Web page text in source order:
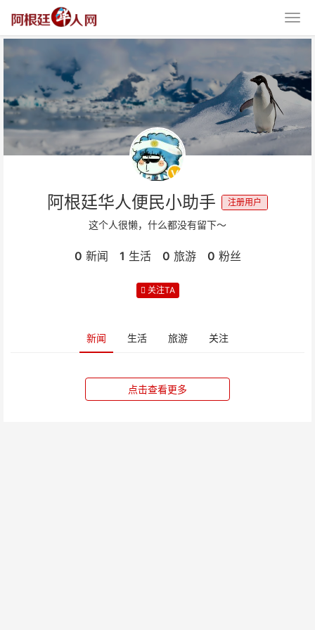
阿根廷华人便民小助手 注册用户
这个人很懒，什么都没有留下～
0 新闻 1 生活 0 旅游 0 粉丝
关注TA
新闻 生活 旅游 关注
点击查看更多